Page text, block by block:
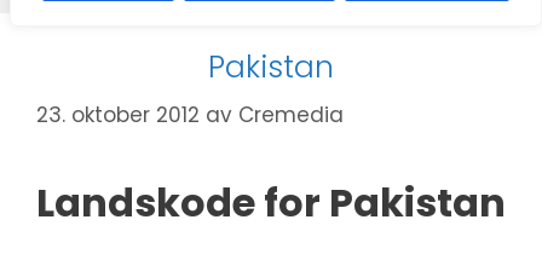
Pakistan
23. oktober 2012 av Cremedia
Landskode for Pakistan